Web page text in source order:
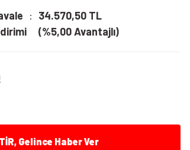
34.570,50 TL
(%5,00 Avantajlı)
Gelince Haber Ver